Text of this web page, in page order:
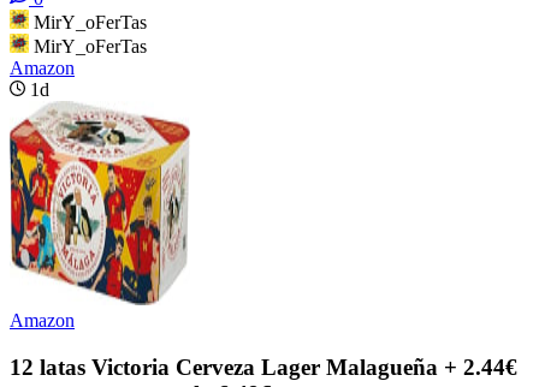
MirY_oFerTas
MirY_oFerTas
Amazon
1d
Amazon
12 latas Victoria Cerveza Lager Malagueña + 2.44€